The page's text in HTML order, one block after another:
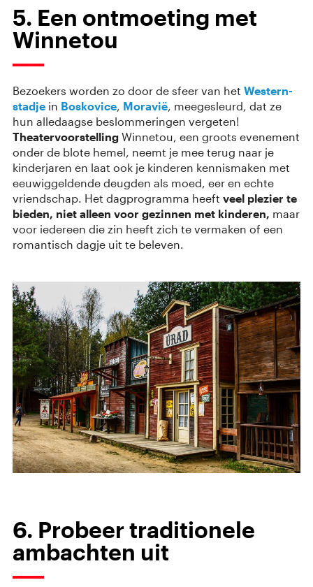
5. Een ontmoeting met
Winnetou
Bezoekers worden zo door de sfeer van het Western-
stadje in Boskovice, Moravië, meegesleurd, dat ze
hun alledaagse beslommeringen vergeten!
Theatervoorstelling Winnetou, een groots evenement
onder de blote hemel, neemt je mee terug naar je
kinderjaren en laat ook je kinderen kennismaken met
eeuwiggeldende deugden als moed, eer en echte
vriendschap. Het dagprogramma heeft veel plezier te
bieden, niet alleen voor gezinnen met kinderen, maar
voor iedereen die zin heeft zich te vermaken of een
romantisch dagje uit te beleven.
6. Probeer traditionele
ambachten uit